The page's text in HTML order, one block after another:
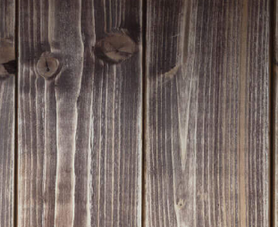
Entdecke dein
News
Veranstaltungen
Rückblicke
Newsletter
Die LandesEhrenamtsagentur
Publikationen
Ansprechpartner
Ehrenamt hat viele
Finde dein